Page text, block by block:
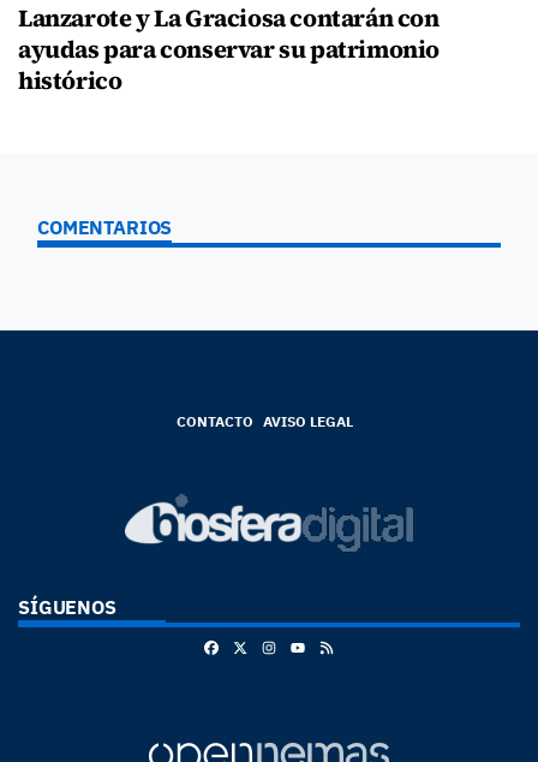
Lanzarote y La Graciosa contarán con
ayudas para conservar su patrimonio
histórico
COMENTARIOS
CONTACTO AVISO LEGAL
SÍGUENOS
FacebookInstagram